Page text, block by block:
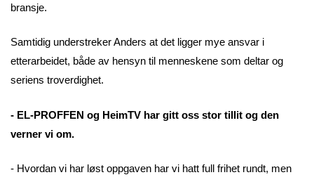
bransje.
Samtidig understreker Anders at det ligger mye ansvar i
etterarbeidet, både av hensyn til menneskene som deltar og
seriens troverdighet.
- EL-PROFFEN og HeimTV har gitt oss stor tillit og den
verner vi om.
- Hvordan vi har løst oppgaven har vi hatt full frihet rundt, men